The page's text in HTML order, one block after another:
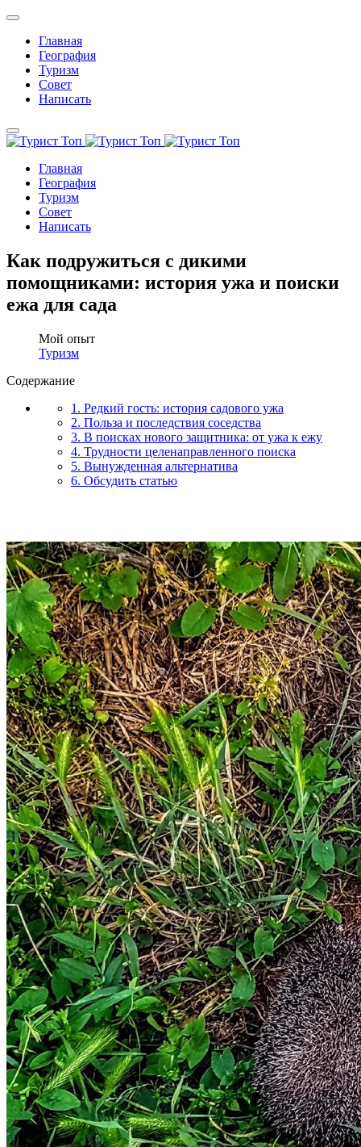
Главная
География
Туризм
Совет
Написать
Главная
География
Туризм
Совет
Написать
Как подружиться с дикими
помощниками: история ужа и поиски
ежа для сада
Мой опыт
Туризм
Содержание
1. Редкий гость: история садового ужа
2. Польза и последствия соседства
3. В поисках нового защитника: от ужа к ежу
4. Трудности целенаправленного поиска
5. Вынужденная альтернатива
6. Обсудить статью